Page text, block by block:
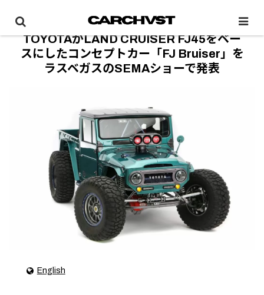
TOYOTAがLAND CRUISER FJ45をベー
スにしたコンセプトカー「FJ Bruiser」を
ラスベガスのSEMAショーで発表
English